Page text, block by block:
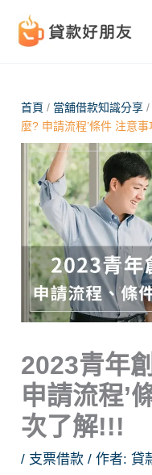
首頁 / 當舖借款知識分享 /
麼? 申請流程’條件 注意
2023青年
申請流程’
次了解!!!
/ 支票借款 / 作者:貸